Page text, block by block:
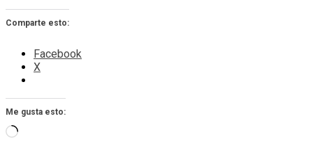
Comparte esto:
Facebook
X
Me gusta esto:
Cargando...